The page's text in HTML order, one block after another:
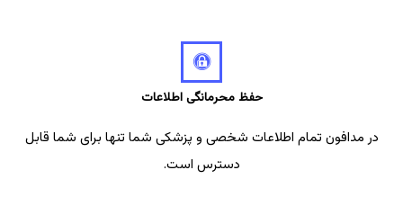
حفظ محرمانگی اطلاعات
در مدافون تمام اطلاعات شخصی و پزشکی شما تنها برای شما قابل
دسترس است.